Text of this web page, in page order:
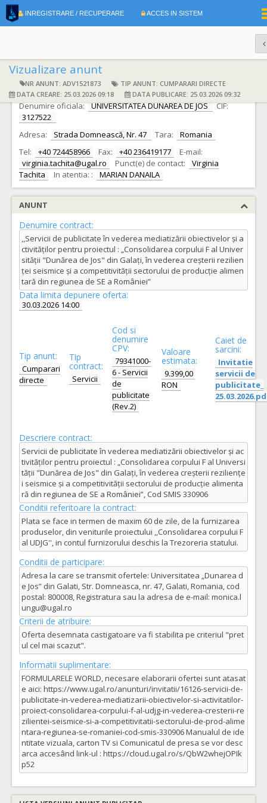
INREGISTRARE / RECUPERARE ACCES IN SISTEM
Vizualizare anunt
NR ANUNT: ADV1521873
TIP ANUNT: CUMPARARI DIRECTE
DATA CREARE: 25.03.2026 09:18
DATA PUBLICARE: 25.03.2026 09:32
DATE IDENTIFICARE AUTORITATE CONTRACTANTA
Denumire oficiala: UNIVERSITATEA DUNAREA DE JOS
CIF:
3127522
Adresa:
Strada Domnească, Nr. 47 Tara:
Romania
Tel:
+40 724458966 Fax: +40 236419177
E-mail:
virginia.tachita@ugal.ro
Punct(e) de contact:
Virginia
Tachita
In atentia: : MARIAN DANAILA
ANUNT
Denumire contract:
,,Servicii de publicitate în vederea mediatizării obiectivelor și a
ctivităților pentru proiectul : „Consolidarea corpului F al Univer
sității "Dunărea de Jos" din Galați, în vederea creșterii rezilien
ței seismice și a competitivității sectorului de producție alimen
tară din regiunea de SE a României”
Data limita depunere oferta:
30.03.2026 14:00
Tip anunt:
Cumparari
directe
Tip
contract:
Servicii
Cod si
denumire
CPV:
79341000-
6 - Servicii
de
publicitate
(Rev.2)
Valoare
estimata:
9.399,00
RON
Caiet de
sarcini:
Invitatie
servicii de
publicitate_
Descriere contract:
Servicii de publicitate în vederea mediatizării obiectivelor și ac
tivităților pentru proiectul : „Consolidarea corpului F al Universi
tății "Dunărea de Jos" din Galați, în vederea creșterii reziliențe
i seismice și a competitivității sectorului de producție alimenta
ră din regiunea de SE a României”, Cod SMIS 330906
Conditii referitoare la contract:
Plata se face in termen de maxim 60 de zile, de la furnizarea
produselor, din veniturile proiectului ,,Consolidarea corpului F
al UDJG'', in contul furnizorului deschis la Trezoreria statului.
Conditii de participare:
Adresa la care se transmit ofertele: Universitatea „Dunarea d
e Jos” din Galati, Str. Domneasca, nr. 47, Galati, Romania, cod
postal: 800008, Registratura sau la adresa de e-mail: monica.l
ungu@ugal.ro
Criterii de atribuire:
Oferta desemnata castigatoare va fi stabilita pe criteriul "pret
ul cel mai scazut".
Informatii suplimentare:
FORMULARELE WORLD, necesare elaborarii ofertei sunt atasat
e aici: https://www.ugal.ro/anunturi/invitatii/16126-servicii-de-
publicitate-in-vederea-mediatizarii-obiectivelor-si-activitatilor-
proiect-consolidarea-corpului-f-al-udjg-in-vederea-cresterii-re
zilientei-seismice-si-a-competitivitatii-sectorului-de-prod-alime
ntara-regiunea-se-romaniei-cod-smis-330906 Manualul de ide
ntitate vizuala, carton TV si Comunicatul de presa se vor desc
arca accesând link-ul : https://cloud.ugal.ro/s/QbW2whejOPIk
p52